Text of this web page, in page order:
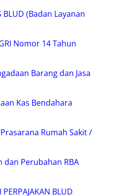
BLUD (Badan Layanan
Nomor 14 Tahun
Barang dan Jasa
Kas Bendahara
Rumah Sakit /
dan Perubahan RBA
BLUD